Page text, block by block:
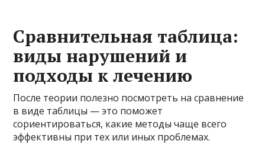
Сравнительная таблица:
виды нарушений и
подходы к лечению
После теории полезно посмотреть на сравнение
в виде таблицы — это поможет
сориентироваться, какие методы чаще всего
эффективны при тех или иных проблемах.